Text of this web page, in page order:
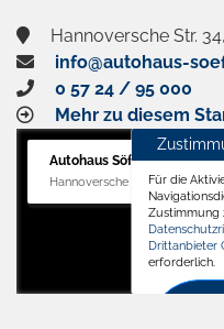
Hannoversche Str.
info@autohaus-
0 57 24 / 95 000
Mehr zu diesem
Autohaus Söffker GmbH
Hannoversche Str. 34, 31688
Für die
Zustimmung
Drittanbieter
erforderlich.